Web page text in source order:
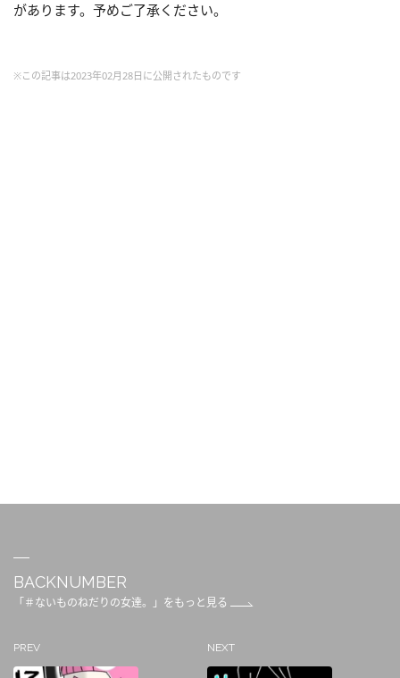
があります。予めご了承ください。
※この記事は2023年02月28日に公開されたものです
BACKNUMBER
「＃ないものねだりの女達。」をもっと見る
PREV NEXT